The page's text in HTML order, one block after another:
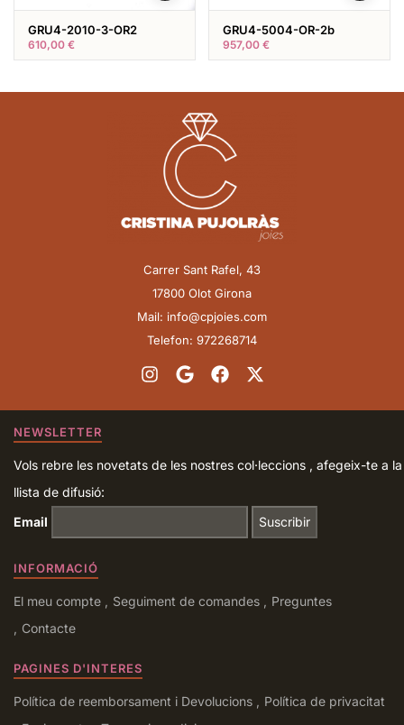
GRU4-2010-3-OR2
610,00 €
GRU4-5004-OR-2b
957,00 €
Carrer Sant Rafel, 43
17800 Olot Girona
Mail: info@cpjoies.com
Telefon: 972268714
NEWSLETTER
Vols rebre les novetats de les nostres col·leccions , afegeix-te a la
llista de difusió:
Email
INFORMACIÓ
El meu compte Seguiment de comandes
Preguntes
Contacte
PAGINES D'INTERES
Política de reemborsament i Devolucions
Política de privacitat